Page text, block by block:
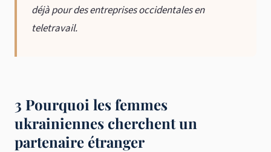
déjà pour des entreprises occidentales en
teletravail.
3 Pourquoi les femmes
ukrainiennes cherchent un
partenaire étranger